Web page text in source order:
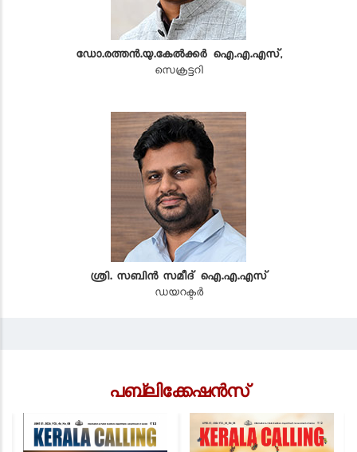
ഡോ.രത്തൻ.യു.കേൽക്കർ ഐ.എ.എസ്,
സെക്രട്ടറി
ശ്രി. സബിൻ സമീദ് ഐ.എ.എസ്
ഡയറക്ടർ
പബ്ലിക്കേഷൻസ്